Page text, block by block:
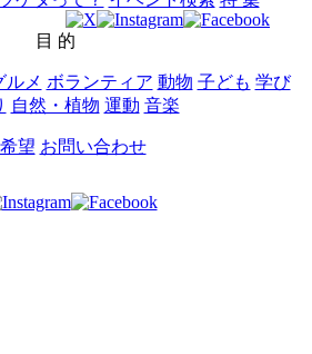
目 的
ルメ ボランティア 動物 子ども 学び
自然・植物 運動 音楽
望 お問い合わせ